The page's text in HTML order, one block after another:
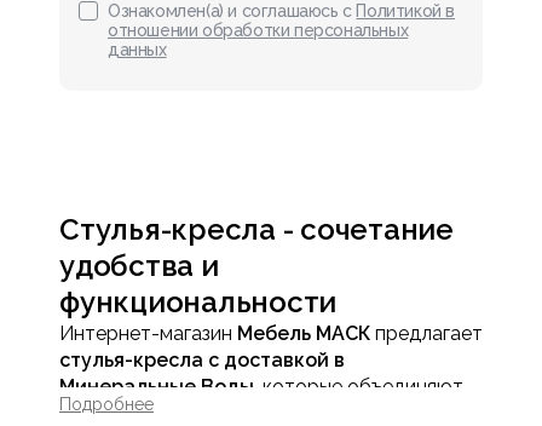
Ознакомлен(а) и соглашаюсь с Политикой в
отношении обработки персональных
данных
Стулья-кресла - сочетание
удобства и
функциональности
Интернет-магазин Мебель МАСК предлагает
стулья-кресла с доставкой в
Минеральные Воды , которые объединяют
комфорт мягкого кресла и компактность
Подробнее